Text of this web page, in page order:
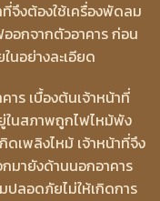
จึงต้องใช้เครื่องพัดลม
อกจากตัวอาคาร ก่อน
นอย่างละเอียด
ร เบื้องต้นเจ้าหน้าที่
ในสภาพถูกไฟไหม้พัง
ดเพลิงไหม้ เจ้าหน้าที่จึง
มายังด้านนอกอาคาร
ลอดภัยไม่ให้เกิดการ